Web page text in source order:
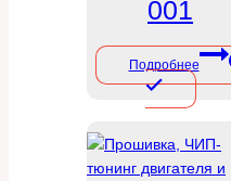
001
Подробнее